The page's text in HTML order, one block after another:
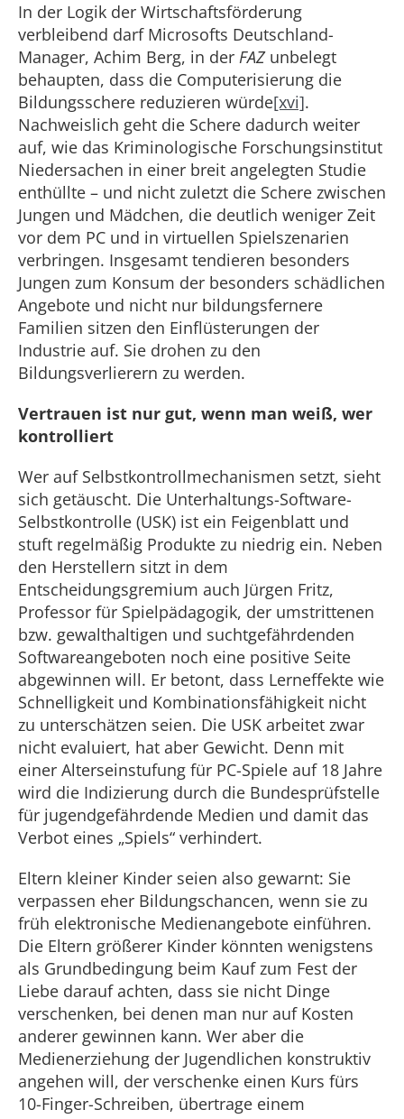
In der Logik der Wirtschaftsförderung
verbleibend darf Microsofts Deutschland-
Manager, Achim Berg, in der FAZ unbelegt
behaupten, dass die Computerisierung die
Bildungsschere reduzieren würde[xvi].
Nachweislich geht die Schere dadurch weiter
auf, wie das Kriminologische Forschungsinstitut
Niedersachen in einer breit angelegten Studie
enthüllte – und nicht zuletzt die Schere zwischen
Jungen und Mädchen, die deutlich weniger Zeit
vor dem PC und in virtuellen Spielszenarien
verbringen. Insgesamt tendieren besonders
Jungen zum Konsum der besonders schädlichen
Angebote und nicht nur bildungsfernere
Familien sitzen den Einflüsterungen der
Industrie auf. Sie drohen zu den
Bildungsverlierern zu werden.
Vertrauen ist nur gut, wenn man weiß, wer
kontrolliert
Wer auf Selbstkontrollmechanismen setzt, sieht
sich getäuscht. Die Unterhaltungs-Software-
Selbstkontrolle (USK) ist ein Feigenblatt und
stuft regelmäßig Produkte zu niedrig ein. Neben
den Herstellern sitzt in dem
Entscheidungsgremium auch Jürgen Fritz,
Professor für Spielpädagogik, der umstrittenen
bzw. gewalthaltigen und suchtgefährdenden
Softwareangeboten noch eine positive Seite
abgewinnen will. Er betont, dass Lerneffekte wie
Schnelligkeit und Kombinationsfähigkeit nicht
zu unterschätzen seien. Die USK arbeitet zwar
nicht evaluiert, hat aber Gewicht. Denn mit
einer Alterseinstufung für PC-Spiele auf 18 Jahre
wird die Indizierung durch die Bundesprüfstelle
für jugendgefährdende Medien und damit das
Verbot eines „Spiels“ verhindert.
Eltern kleiner Kinder seien also gewarnt: Sie
verpassen eher Bildungschancen, wenn sie zu
früh elektronische Medienangebote einführen.
Die Eltern größerer Kinder könnten wenigstens
als Grundbedingung beim Kauf zum Fest der
Liebe darauf achten, dass sie nicht Dinge
verschenken, bei denen man nur auf Kosten
anderer gewinnen kann. Wer aber die
Medienerziehung der Jugendlichen konstruktiv
angehen will, der verschenke einen Kurs fürs
10-Finger-Schreiben, übertrage einem